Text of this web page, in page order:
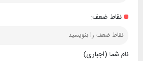
نقاط ضعف:
نام شما (اجباری)